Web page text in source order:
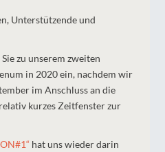
Unterstützende und
zu unserem zweiten
in 2020 ein, nachdem wir
im Anschluss an die
kurzes Zeitfenster zur
hat uns wieder darin